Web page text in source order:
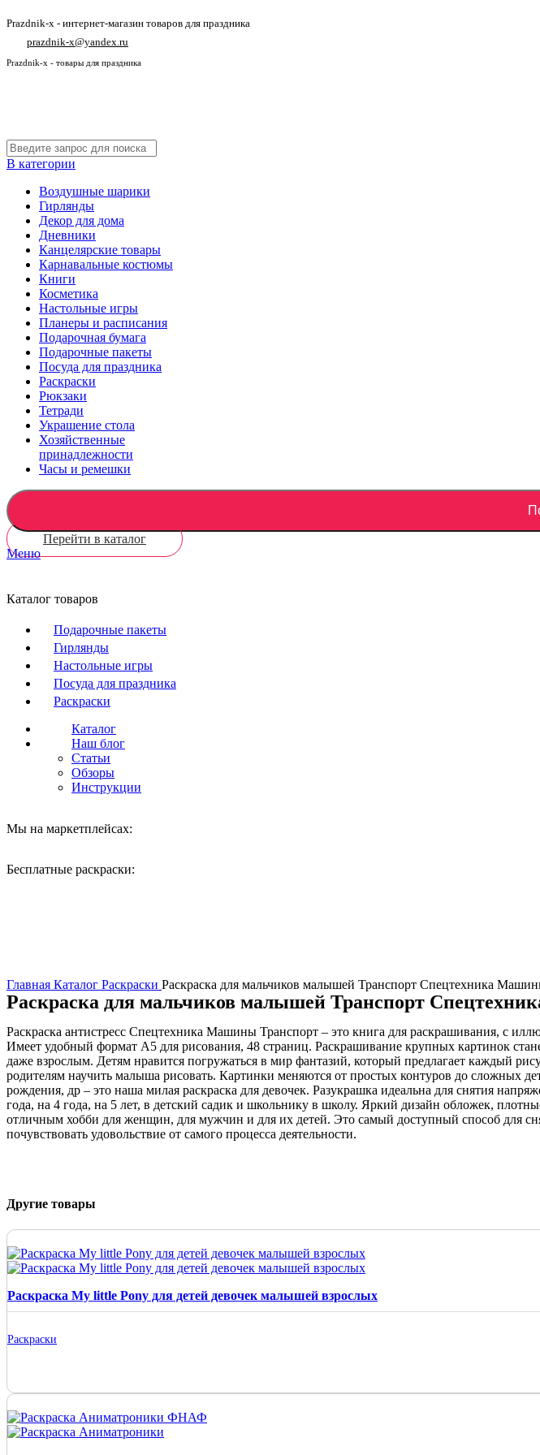
Prazdnik-x - интернет-магазин товаров для праздника
prazdnik-x@yandex.ru
Prazdnik-x - товары для праздника
В категории
Воздушные шарики
Гирлянды
Декор для дома
Дневники
Канцелярские товары
Карнавальные костюмы
Книги
Косметика
Настольные игры
Планеры и расписания
Подарочная бумага
Подарочные пакеты
Посуда для праздника
Раскраски
Рюкзаки
Тетради
Украшение стола
Хозяйственные
принадлежности
Часы и ремешки
Перейти в каталог
Меню
Каталог товаров
Подарочные пакеты
Гирлянды
Настольные игры
Посуда для праздника
Раскраски
Каталог
Наш блог
Статьи
Обзоры
Инструкции
Мы на маркетплейсах:
Бесплатные раскраски:
Главная Каталог Раскраски Раскраска для мальчиков малышей Транспорт Спецтехника
Раскраска для мальчиков малышей Транспорт
Раскраска антистресс Спецтехника Машины Транспорт – это книга для раскрашивания, с
Имеет удобный формат А5 для рисования, 48 страниц. Раскрашивание крупных картинок
даже взрослым. Детям нравится погружаться в мир фантазий, который предлагает каждый
родителям научить малыша рисовать. Картинки меняются от простых контуров до сложных
рождения, др – это наша милая раскраска для девочек. Разукрашка идеальна для снятия
года, на 4 года, на 5 лет, в детский садик и школьнику в школу. Яркий дизайн обложек,
отличным хобби для женщин, для мужчин и для их детей. Это самый доступный способ для
почувствовать удовольствие от самого процесса деятельности.
Другие товары
Раскраска My little Pony для детей девочек малышей взрослых
Раскраски